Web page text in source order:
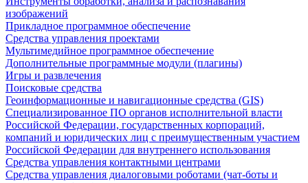
изображений
Прикладное программное обеспечение
Средства управления проектами
Мультимедийное программное обеспечение
Дополнительные программные модули (плагины)
Игры и развлечения
Поисковые средства
Геоинформационные и навигационные средства (GIS)
Специализированное ПО органов исполнительной власти
Российской Федерации, государственных корпораций,
компаний и юридических лиц с преимущественным участием
Российской Федерации для внутреннего использования
Средства управления контактными центрами
Средства управления диалоговыми роботами (чат-боты и